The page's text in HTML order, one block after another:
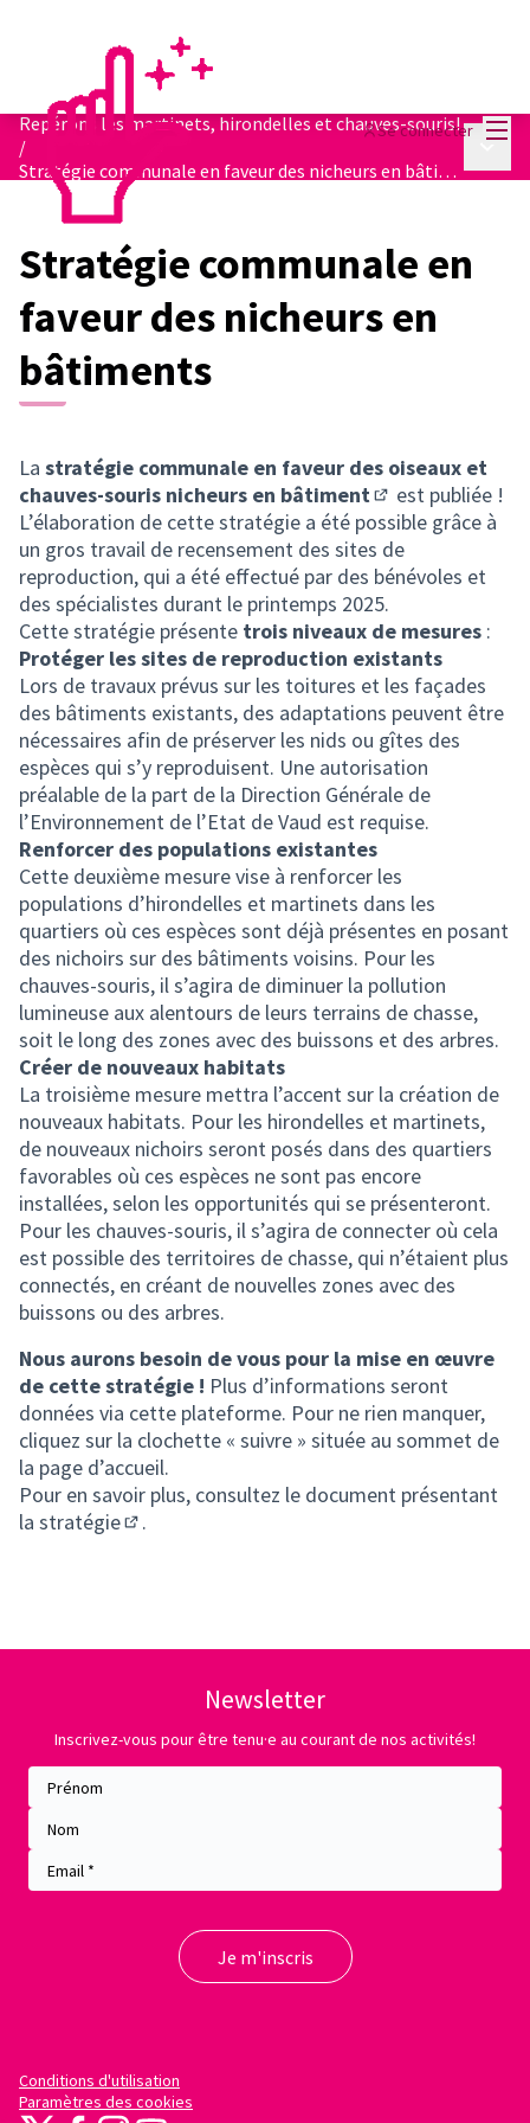
Se connecter
Repérons les martinets, hirondelles et chauves-souris!
/
Stratégie communale en faveur des nicheurs en bâtiments
Stratégie communale en
faveur des nicheurs en
bâtiments
La stratégie communale en faveur des oiseaux et
chauves-souris nicheurs en bâtiment
(S'ouvre dans un
est publiée !
L’élaboration de cette stratégie a été possible grâce à
un gros travail de recensement des sites de
reproduction, qui a été effectué par des bénévoles et
des spécialistes durant le printemps 2025.
Cette stratégie présente trois niveaux de mesures :
Protéger les sites de reproduction existants
Lors de travaux prévus sur les toitures et les façades
des bâtiments existants, des adaptations peuvent être
nécessaires afin de préserver les nids ou gîtes des
espèces qui s’y reproduisent. Une autorisation
préalable de la part de la Direction Générale de
l’Environnement de l’Etat de Vaud est requise.
Renforcer des populations existantes
Cette deuxième mesure vise à renforcer les
populations d’hirondelles et martinets dans les
quartiers où ces espèces sont déjà présentes en posant
des nichoirs sur des bâtiments voisins. Pour les
chauves-souris, il s’agira de diminuer la pollution
lumineuse aux alentours de leurs terrains de chasse,
soit le long des zones avec des buissons et des arbres.
Créer de nouveaux habitats
La troisième mesure mettra l’accent sur la création de
nouveaux habitats. Pour les hirondelles et martinets,
de nouveaux nichoirs seront posés dans des quartiers
favorables où ces espèces ne sont pas encore
installées, selon les opportunités qui se présenteront.
Pour les chauves-souris, il s’agira de connecter où cela
est possible des territoires de chasse, qui n’étaient plus
connectés, en créant de nouvelles zones avec des
buissons ou des arbres.
Nous aurons besoin de vous pour la mise en œuvre
de cette stratégie ! Plus d’informations seront
données via cette plateforme. Pour ne rien manquer,
cliquez sur la clochette « suivre » située au sommet de
la page d’accueil.
Pour en savoir plus, consultez le document présentant
la stratégie
.
Newsletter
Inscrivez-vous pour être tenu·e au courant de nos activités!
Conditions d'utilisation
Paramètres des cookies